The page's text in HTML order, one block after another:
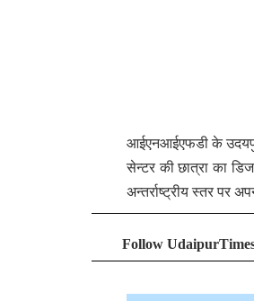
आईएनआईएफडी के
सेन्टर की छात्रा का
अन्तर्राष्ट्रीय स्तर पर
Follow